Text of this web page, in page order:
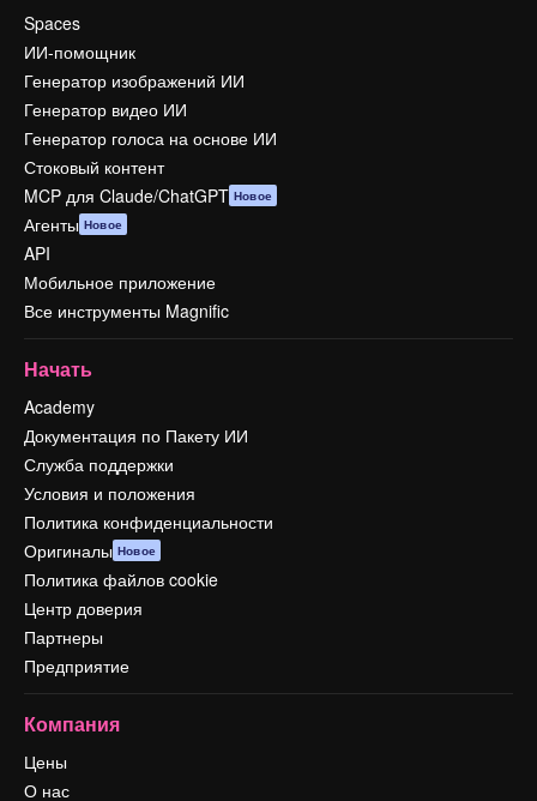
Spaces
ИИ-помощник
Генератор изображений ИИ
Генератор видео ИИ
Генератор голоса на основе ИИ
Стоковый контент
MCP для Claude/ChatGPT Новое
Агенты Новое
API
Мобильное приложение
Все инструменты Magnific
Начать
Academy
Документация по Пакету ИИ
Служба поддержки
Условия и положения
Политика конфиденциальности
Оригиналы Новое
Политика файлов cookie
Центр доверия
Партнеры
Предприятие
Компания
Цены
О нас